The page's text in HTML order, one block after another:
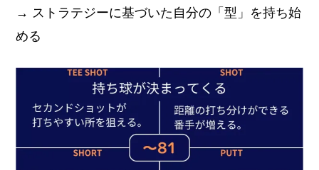
→ ストラテジーに基づいた自分の「型」を持ち始
める